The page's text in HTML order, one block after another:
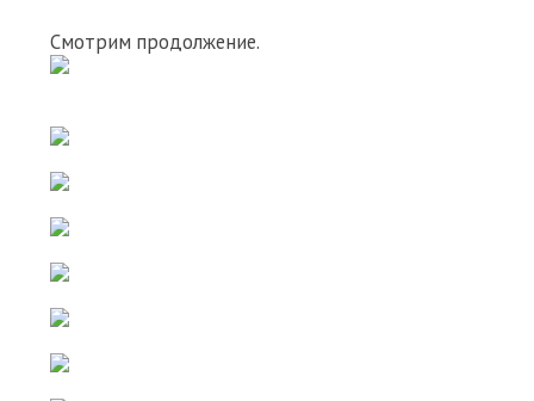
Смотрим продолжение.